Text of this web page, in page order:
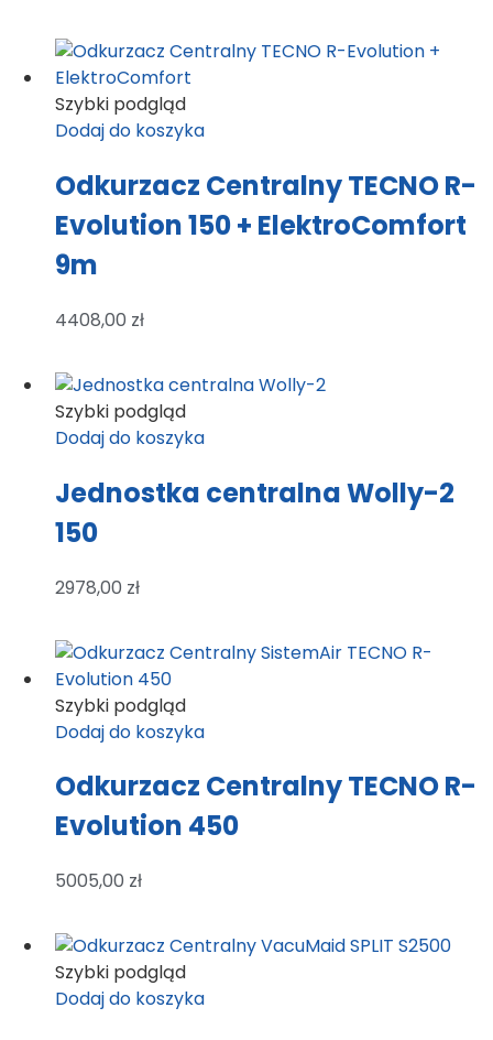
Szybki podgląd
Dodaj do koszyka
Odkurzacz Centralny TECNO R-
Evolution 150 + ElektroComfort
9m
4408,00 zł
Szybki podgląd
Dodaj do koszyka
Jednostka centralna Wolly-2
150
2978,00 zł
Szybki podgląd
Dodaj do koszyka
Odkurzacz Centralny TECNO R-
Evolution 450
5005,00 zł
Szybki podgląd
Dodaj do koszyka